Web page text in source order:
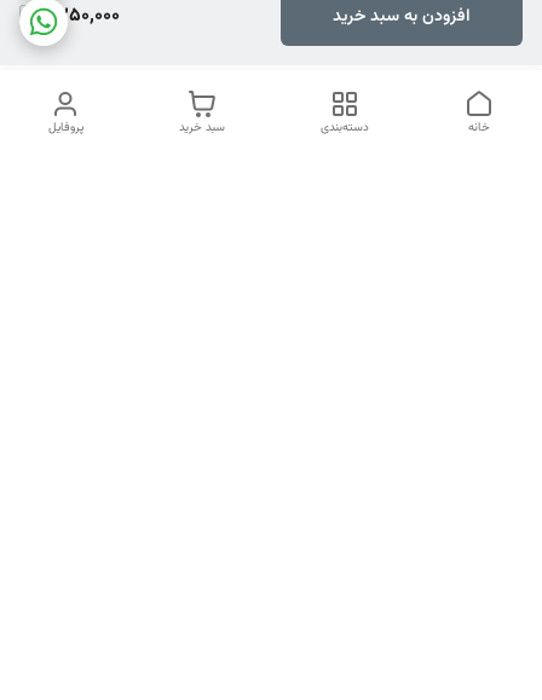
6,250,000 افزودن به سبد خرید
پروفایل سبد خرید دسته‌بندی خانه